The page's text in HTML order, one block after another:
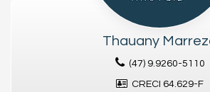
✔️ Sacada com churrasqueira (adaptar se
✔️ Mobiliado com bom gosto e praticidade
✔️ Vaga(s) de garagem privativa(s)
✔️ Preparação para climatização e
✔️ Acabamentos sofisticados
Estrutura do empreendimento (se
Thauany
(47) 9.9260-5110
CRECI 64.629-F